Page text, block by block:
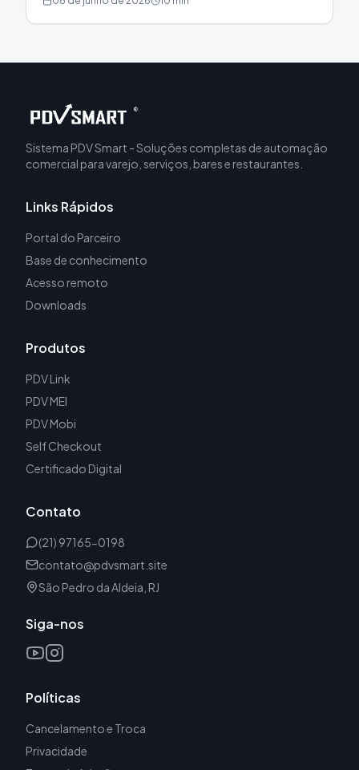
funcionalidades essenciais.
®
Sistema PDV Smart - Soluções completas de automação
comercial para varejo, serviços, bares e restaurantes.
Links Rápidos
Portal do Parceiro
Base de conhecimento
Acesso remoto
Downloads
Produtos
PDV Link
PDV MEI
PDV Mobi
Self Checkout
Certificado Digital
Contato
(21) 97165-0198
contato@pdvsmart.site
São Pedro da Aldeia, RJ
Siga-nos
Políticas
Cancelamento e Troca
Privacidade